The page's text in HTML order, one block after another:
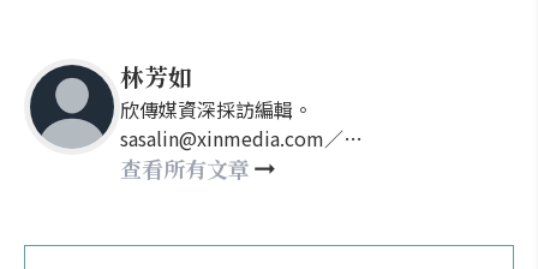
林芳如
欣傳媒資深採訪編輯。
sasalin@xinmedia.com／
happy21917@gmail.com
查看所有文章